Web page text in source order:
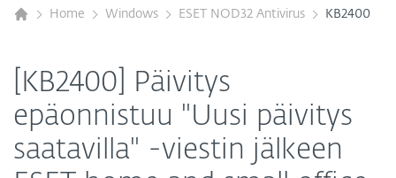
Home Windows ESET NOD32 Antivirus KB2400
[KB2400] Päivitys
epäonnistuu "Uusi päivitys
saatavilla" -viestin jälkeen